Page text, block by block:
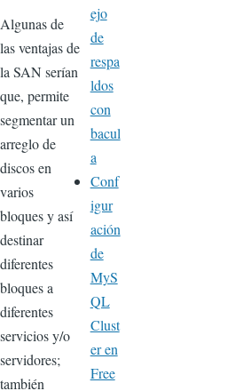
Algunas de
las ventajas de
la SAN serían
que, permite
segmentar un
arreglo de
discos en
varios
bloques y así
destinar
diferentes
bloques a
diferentes
servicios y/o
servidores;
también
ejo
de
respa
ldos
con
bacul
a
Conf
igur
ación
de
MyS
QL
Clust
er en
Free